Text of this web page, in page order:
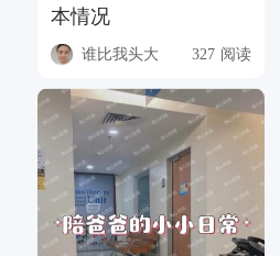
本情况
谁比我头大 327 阅读